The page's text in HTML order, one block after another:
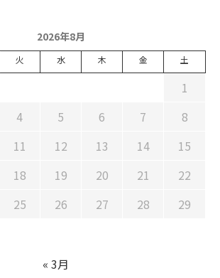
2026年8月
火 水 木 金 土
1
4 5 6 7
8
11 12 13 14
15
18 19 20 21
22
25 26 27 28
29
« 3月